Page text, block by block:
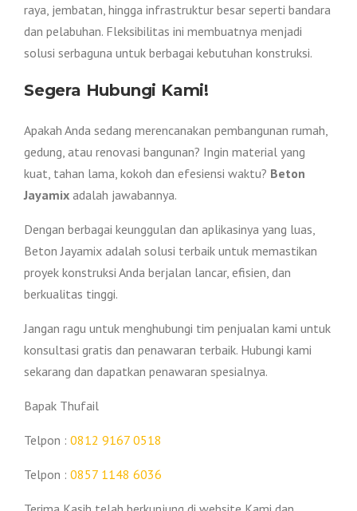
raya, jembatan, hingga infrastruktur besar seperti bandara
dan pelabuhan. Fleksibilitas ini membuatnya menjadi
solusi serbaguna untuk berbagai kebutuhan konstruksi.
Segera Hubungi Kami!
Apakah Anda sedang merencanakan pembangunan rumah,
gedung, atau renovasi bangunan? Ingin material yang
kuat, tahan lama, kokoh dan efesiensi waktu? Beton
Jayamix adalah jawabannya.
Dengan berbagai keunggulan dan aplikasinya yang luas,
Beton Jayamix adalah solusi terbaik untuk memastikan
proyek konstruksi Anda berjalan lancar, efisien, dan
berkualitas tinggi.
Jangan ragu untuk menghubungi tim penjualan kami untuk
konsultasi gratis dan penawaran terbaik. Hubungi kami
sekarang dan dapatkan penawaran spesialnya.
Bapak Thufail
Telpon : 0812 9167 0518
Telpon : 0857 1148 6036